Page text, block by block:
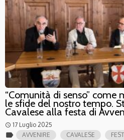
“Comunità di senso”
le sfide del nostro tempo.
Cavalese alla festa di
access_time 17 Luglio 2025
label AVVENIRE CAVALESE